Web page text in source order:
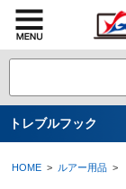
トレブルフック
HOME > ルアー用品 >